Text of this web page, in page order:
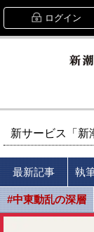
ログイン
新サービス「新
最新記事 執
#中東動乱の深層